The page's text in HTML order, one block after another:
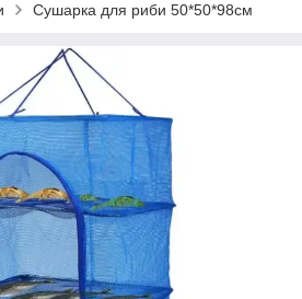
Сушарка для риби 50*50*98см